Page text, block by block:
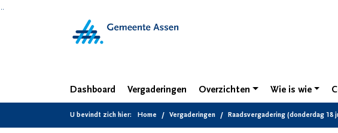
Dashboard Vergaderingen Overzichten Wie is wie
U bevindt zich hier: Home Vergaderingen Raadsvergadering (donderdag 18